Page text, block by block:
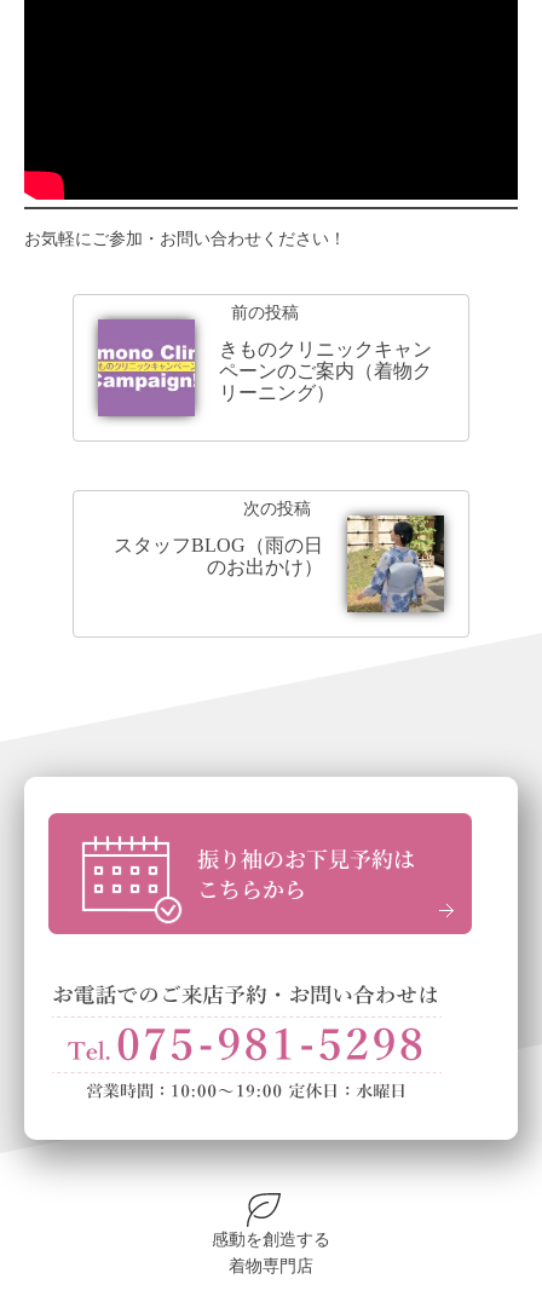
お気軽にご参加・お問い合わせください！
前の投稿
きものクリニックキャン
ペーンのご案内（着物ク
リーニング）
次の投稿
スタッフBLOG（雨の日
のお出かけ）
感動を創造する
着物専門店